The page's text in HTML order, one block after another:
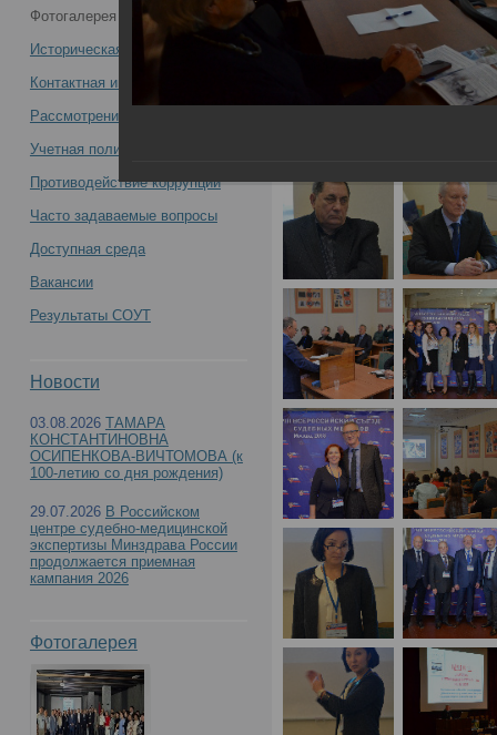
медиков -
Фотогалерея
Историческая справка
Контактная информация
Рассмотрение обращений
Учетная политика учреждения
Противодействие коррупции
Часто задаваемые вопросы
Доступная среда
Вакансии
Результаты СОУТ
Новости
03.08.2026 ТАМАРА
КОНСТАНТИНОВНА
ОСИПЕНКОВА-ВИЧТОМОВА (к
100-летию со дня рождения)
29.07.2026 В Российском
центре судебно-медицинской
экспертизы Минздрава России
продолжается приемная
кампания 2026
Фотогалерея